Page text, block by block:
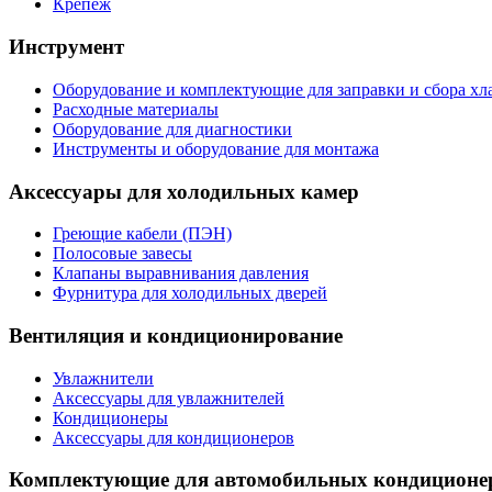
Крепеж
Инструмент
Оборудование и комплектующие для заправки и сбора
Расходные материалы
Оборудование для диагностики
Инструменты и оборудование для монтажа
Аксессуары для холодильных камер
Греющие кабели (ПЭН)
Полосовые завесы
Клапаны выравнивания давления
Фурнитура для холодильных дверей
Вентиляция и кондиционирование
Увлажнители
Аксессуары для увлажнителей
Кондиционеры
Аксессуары для кондиционеров
Комплектующие для автомобильных